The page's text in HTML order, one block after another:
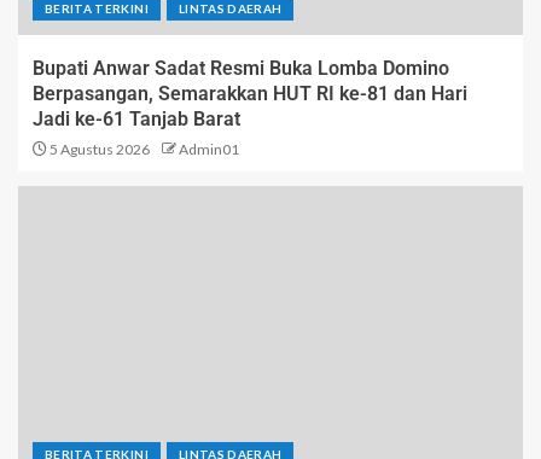
BERITA TERKINI LINTAS DAERAH
Bupati Anwar Sadat Resmi Buka Lomba Domino
Berpasangan, Semarakkan HUT RI ke-81 dan Hari
Jadi ke-61 Tanjab Barat
5 Agustus 2026 Admin01
BERITA TERKINI LINTAS DAERAH